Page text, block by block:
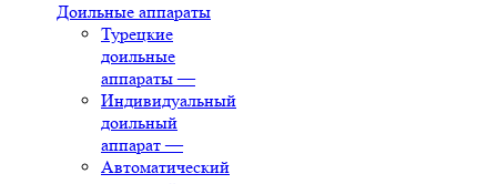
Доильные аппараты
Турецкие
доильные
аппараты —
Индивидуальный
доильный
аппарат —
Автоматический